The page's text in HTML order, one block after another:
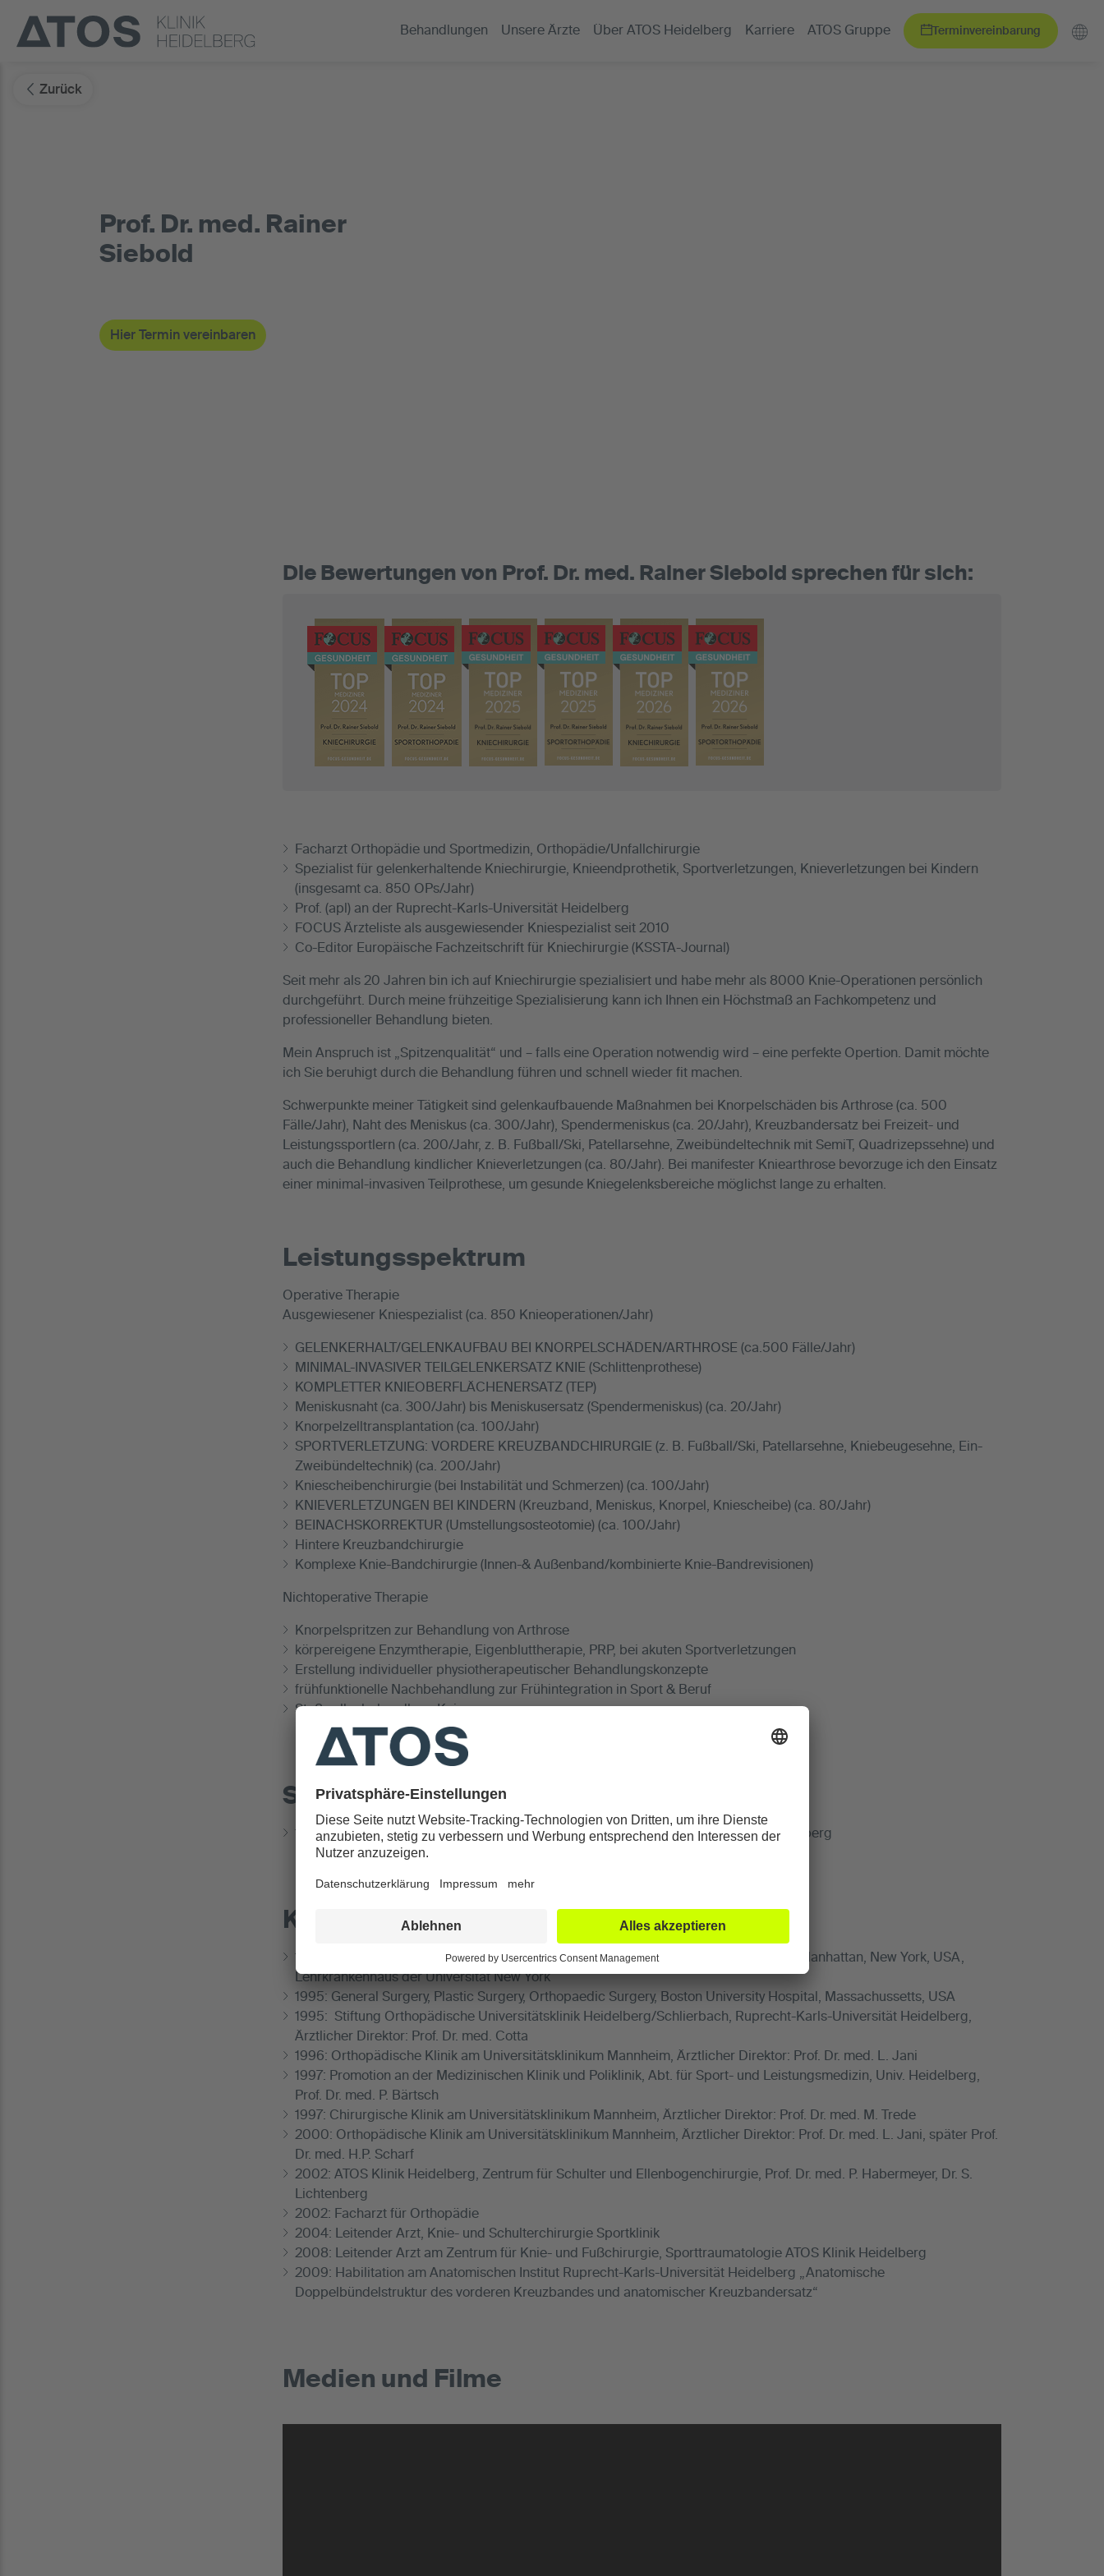
Behandlungen Unsere Ärzte Über ATOS Heidelberg Karriere ATOS Gruppe Terminvereinbarung
Zurück
Prof. Dr. med. Rainer
Siebold
Hier Termin vereinbaren
Die Bewertungen von Prof. Dr. med. Rainer Siebold sprechen für sich:
Facharzt Orthopädie und Sportmedizin, Orthopädie/Unfallchirurgie
Spezialist für gelenkerhaltende Kniechirurgie, Knieendprothetik, Sportverletzungen, Knieverletzungen bei Kindern
(insgesamt ca. 850 OPs/Jahr)
Prof. (apl) an der Ruprecht-Karls-Universität Heidelberg
FOCUS Ärzteliste als ausgewiesender Kniespezialist seit 2010
Co-Editor Europäische Fachzeitschrift für Kniechirurgie (KSSTA-Journal)
Seit mehr als 20 Jahren bin ich auf Kniechirurgie spezialisiert und habe mehr als 8000 Knie-Operationen persönlich
durchgeführt. Durch meine frühzeitige Spezialisierung kann ich Ihnen ein Höchstmaß an Fachkompetenz und
professioneller Behandlung bieten.
Mein Anspruch ist „Spitzenqualität“ und – falls eine Operation notwendig wird – eine perfekte Opertion. Damit möchte
ich Sie beruhigt durch die Behandlung führen und schnell wieder fit machen.
Schwerpunkte meiner Tätigkeit sind gelenkaufbauende Maßnahmen bei Knorpelschäden bis Arthrose (ca. 500
Fälle/Jahr), Naht des Meniskus (ca. 300/Jahr), Spendermeniskus (ca. 20/Jahr), Kreuzbandersatz bei Freizeit- und
Leistungssportlern (ca. 200/Jahr, z. B. Fußball/Ski, Patellarsehne, Zweibündeltechnik mit SemiT, Quadrizepssehne) und
auch die Behandlung kindlicher Knieverletzungen (ca. 80/Jahr). Bei manifester Kniearthrose bevorzuge ich den Einsatz
einer minimal-invasiven Teilprothese, um gesunde Kniegelenksbereiche möglichst lange zu erhalten.
Leistungsspektrum
Operative Therapie
Ausgewiesener Kniespezialist (ca. 850 Knieoperationen/Jahr)
GELENKERHALT/GELENKAUFBAU BEI KNORPELSCHÄDEN/ARTHROSE (ca.500 Fälle/Jahr)
MINIMAL-INVASIVER TEILGELENKERSATZ KNIE (Schlittenprothese)
KOMPLETTER KNIEOBERFLÄCHENERSATZ (TEP)
Meniskusnaht (ca. 300/Jahr) bis Meniskusersatz (Spendermeniskus) (ca. 20/Jahr)
Knorpelzelltransplantation (ca. 100/Jahr)
SPORTVERLETZUNG: VORDERE KREUZBANDCHIRURGIE (z. B. Fußball/Ski, Patellarsehne, Kniebeugesehne, Ein-
Zweibündeltechnik) (ca. 200/Jahr)
Kniescheibenchirurgie (bei Instabilität und Schmerzen) (ca. 100/Jahr)
KNIEVERLETZUNGEN BEI KINDERN (Kreuzband, Meniskus, Knorpel, Kniescheibe) (ca. 80/Jahr)
BEINACHSKORREKTUR (Umstellungsosteotomie) (ca. 100/Jahr)
Hintere Kreuzbandchirurgie
Komplexe Knie-Bandchirurgie (Innen-& Außenband/kombinierte Knie-Bandrevisionen)
Nichtoperative Therapie
Knorpelspritzen zur Behandlung von Arthrose
körpereigene Enzymtherapie, Eigenbluttherapie, PRP, bei akuten Sportverletzungen
Erstellung individueller physiotherapeutischer Behandlungskonzepte
frühfunktionelle Nachbehandlung zur Frühintegration in Sport & Beruf
Stoßwellenbehandlung Knie
Studium
1988 bis 1995: Studium der Humanmedizin an der Ruprecht-Karls-Universität Heidelberg
Klinischer Werdegang
1993: Trauma Surgery, General Surgery, Orthopaedic Surgery, St. Vincent Hospital in Manhattan, New York, USA,
Lehrkrankenhaus der Universität New York
1995: General Surgery, Plastic Surgery, Orthopaedic Surgery, Boston University Hospital, Massachussetts, USA
1995: Stiftung Orthopädische Universitätsklinik Heidelberg/Schlierbach, Ruprecht-Karls-Universität Heidelberg,
Ärztlicher Direktor: Prof. Dr. med. Cotta
1996: Orthopädische Klinik am Universitätsklinikum Mannheim, Ärztlicher Direktor: Prof. Dr. med. L. Jani
1997: Promotion an der Medizinischen Klinik und Poliklinik, Abt. für Sport- und Leistungsmedizin, Univ. Heidelberg,
Prof. Dr. med. P. Bärtsch
1997: Chirurgische Klinik am Universitätsklinikum Mannheim, Ärztlicher Direktor: Prof. Dr. med. M. Trede
2000: Orthopädische Klinik am Universitätsklinikum Mannheim, Ärztlicher Direktor: Prof. Dr. med. L. Jani, später Prof.
Dr. med. H.P. Scharf
2002: ATOS Klinik Heidelberg, Zentrum für Schulter und Ellenbogenchirurgie, Prof. Dr. med. P. Habermeyer, Dr. S.
Lichtenberg
2002: Facharzt für Orthopädie
2004: Leitender Arzt, Knie- und Schulterchirurgie Sportklinik
2008: Leitender Arzt am Zentrum für Knie- und Fußchirurgie, Sporttraumatologie ATOS Klinik Heidelberg
2009: Habilitation am Anatomischen Institut Ruprecht-Karls-Universität Heidelberg „Anatomische
Doppelbündelstruktur des vorderen Kreuzbandes und anatomischer Kreuzbandersatz“
Medien und Filme